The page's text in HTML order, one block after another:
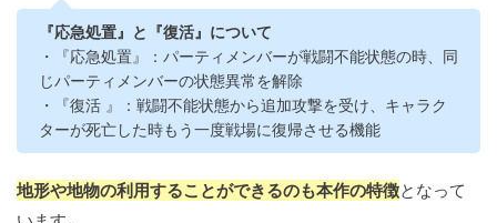
『応急処置』と『復活』について
・『応急処置』：パーティメンバーが戦闘不能状態の時、同
じパーティメンバーの状態異常を解除
・『復活 』：戦闘不能状態から追加攻撃を受け、キャラク
ターが死亡した時もう一度戦場に復帰させる機能
地形や地物の利用することができるのも本作の特徴となって